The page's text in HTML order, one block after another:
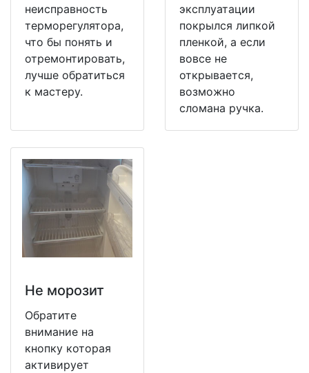
неисправность
терморегулятора,
что бы понять и
отремонтировать,
лучше обратиться
к мастеру.
эксплуатации
покрылся липкой
пленкой, а если
вовсе не
открывается,
возможно
сломана ручка.
Не морозит
Обратите
внимание на
кнопку которая
активирует